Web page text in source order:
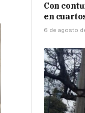
Con
en
6 de agosto